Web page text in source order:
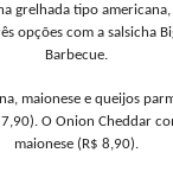
grelhada tipo
opções com a salsicha
Barbecue.
maionese e queijos
O Onion Cheddar
maionese (R$ 8,90).